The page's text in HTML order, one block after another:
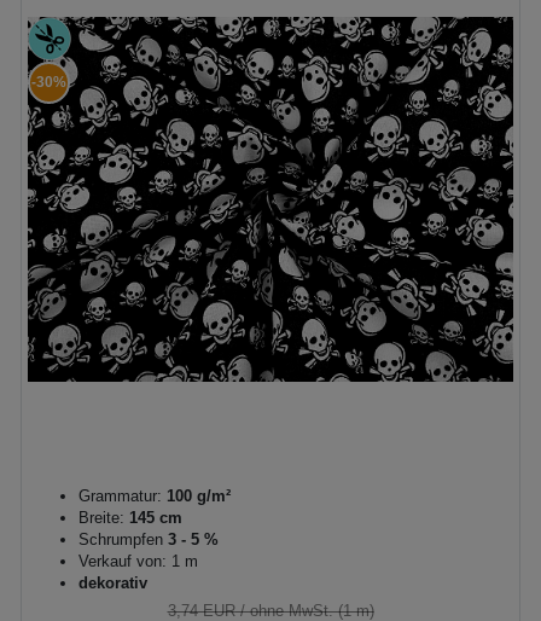
-30%
Grammatur: 100 g/m²
Breite: 145 cm
Schrumpfen 3 - 5 %
Verkauf von: 1 m
dekorativ
3,74 EUR/ ohne MwSt. (1 m)